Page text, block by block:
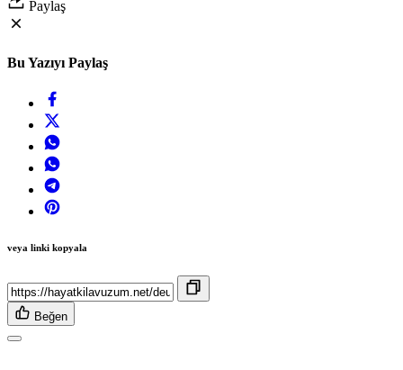
Paylaş
Bu Yazıyı Paylaş
veya linki kopyala
Beğen